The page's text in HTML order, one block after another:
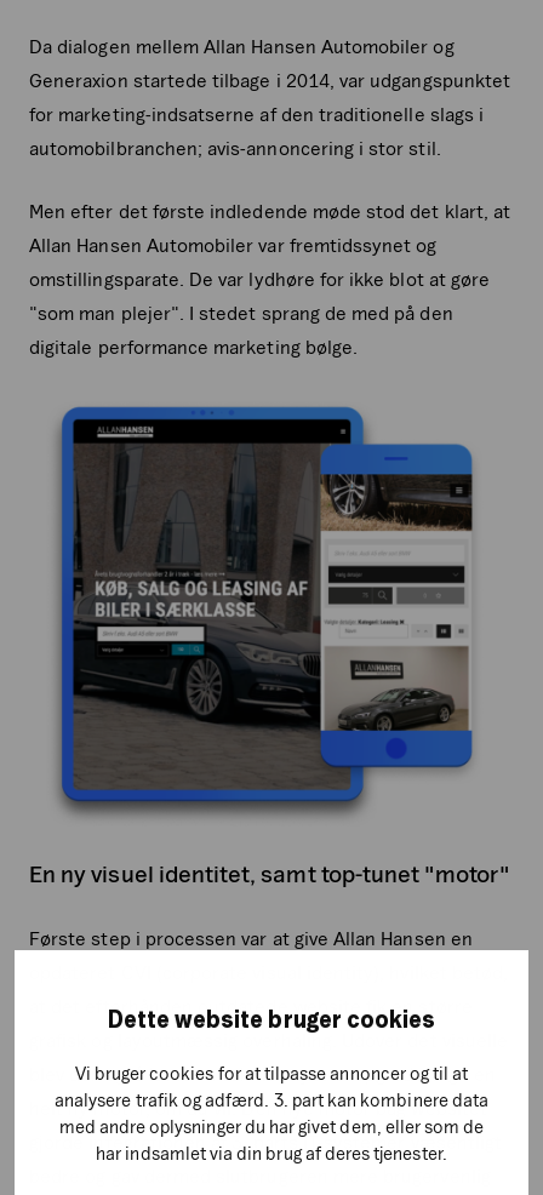
Dette website bruger cookies
Vi bruger cookies for at tilpasse annoncer og til at
analysere trafik og adfærd. 3. part kan kombinere data
med andre oplysninger du har givet dem, eller som de
har indsamlet via din brug af deres tjenester.
Da dialogen mellem Allan Hansen Automobiler og
Generaxion startede tilbage i 2014, var udgangspunktet
for marketing-indsatserne af den traditionelle slags i
automobilbranchen; avis-annoncering i stor stil.
Men efter det første indledende møde stod det klart, at
Allan Hansen Automobiler var fremtidssynet og
omstillingsparate. De var lydhøre for ikke blot at gøre
"som man plejer". I stedet sprang de med på den
digitale performance marketing bølge.
En ny visuel identitet, samt top-tunet "motor"
Første step i processen var at give Allan Hansen en
at det efterhånden outdatede website fik en større
blev der også lavet en teknisk systemopgradering - en
helt ny motor, om du vil. Den nye motor bag websitet
gjorde integrationen af 3. parts IT-systemer væsentligt